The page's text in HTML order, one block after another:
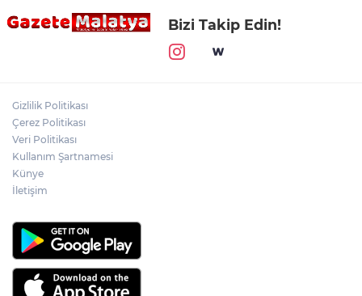
Bizi Takip Edin!
Gizlilik Politikası
Çerez Politikası
Veri Politikası
Kullanım Şartnamesi
Künye
İletişim